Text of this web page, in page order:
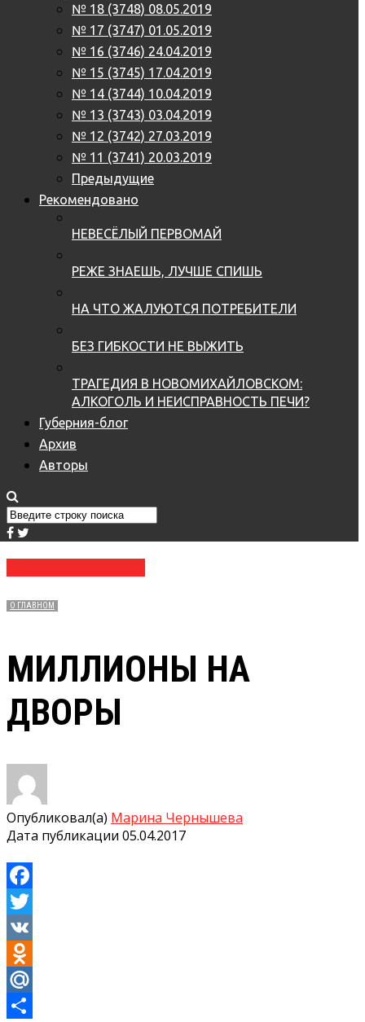
№ 18 (3748) 08.05.2019
№ 17 (3747) 01.05.2019
№ 16 (3746) 24.04.2019
№ 15 (3745) 17.04.2019
№ 14 (3744) 10.04.2019
№ 13 (3743) 03.04.2019
№ 12 (3742) 27.03.2019
№ 11 (3741) 20.03.2019
Предыдущие
Рекомендовано
НЕВЕСЁЛЫЙ ПЕРВОМАЙ
РЕЖЕ ЗНАЕШЬ, ЛУЧШЕ СПИШЬ
НА ЧТО ЖАЛУЮТСЯ ПОТРЕБИТЕЛИ
БЕЗ ГИБКОСТИ НЕ ВЫЖИТЬ
ТРАГЕДИЯ В НОВОМИХАЙЛОВСКОМ:
АЛКОГОЛЬ И НЕИСПРАВНОСТЬ ПЕЧИ?
Губерния-блог
Архив
Авторы
О ГЛАВНОМ
МИЛЛИОНЫ НА
ДВОРЫ
Опубликовал(а) Марина Чернышева
Дата публикации 05.04.2017
Facebook
Twitter
VK
Odnoklassniki
Mail.Ru